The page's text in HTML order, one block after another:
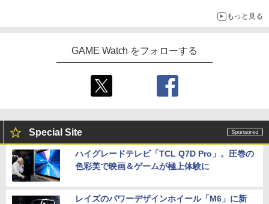
もっと見る
GAME Watch をフォローする
Special Site
ハイグレードテレビ「TCL Q7D Pro」。圧巻の
色彩美で映画＆ゲームが極上体験に
レイズのパワーデザインホイール「M6」に新